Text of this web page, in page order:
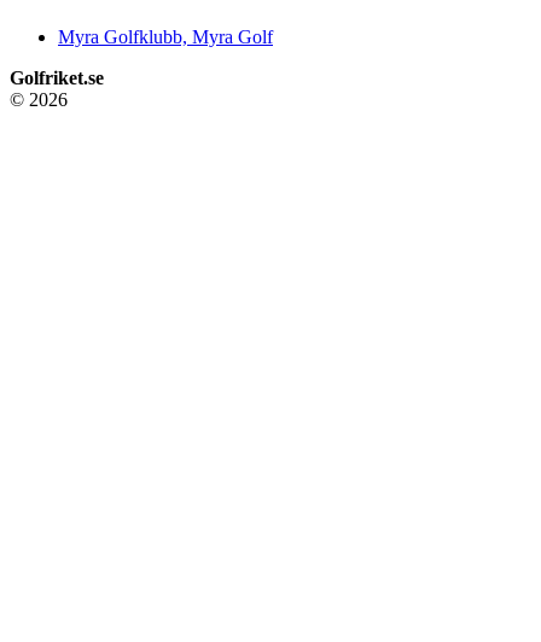
Myra Golfklubb, Myra Golf
Golfriket.se
© 2026